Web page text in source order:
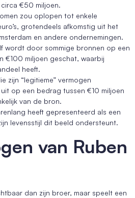
€50 miljoen.
zou oplopen tot enkele
grotendeels afkomstig uit het
en andere ondernemingen.
wordt door sommige bronnen op een
€100 miljoen geschat, waarbij
heeft.
zijn “legitieme” vermogen
op een bedrag tussen €10 miljoen
van de bron.
heeft gepresenteerd als een
levensstijl dit beeld ondersteunt.
van Ruben
dan zijn broer, maar speelt een